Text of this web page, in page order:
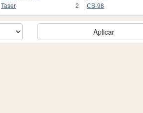
Taser
2
СВ-98
Aplicar